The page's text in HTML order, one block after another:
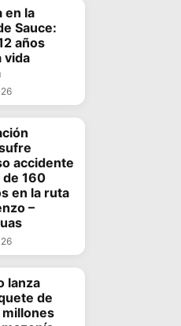
en la
Sauce:
años
vida
accidente
de 160
en la ruta
–
lanza
de